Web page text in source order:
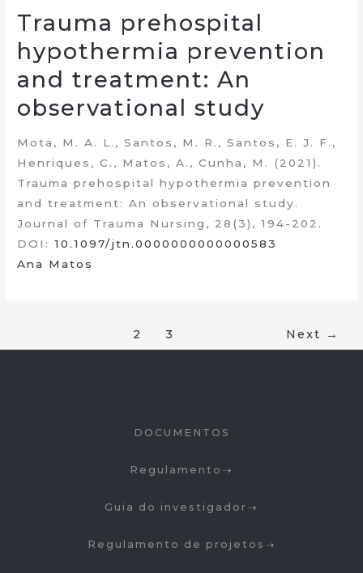
Trauma prehospital
hypothermia prevention
and treatment: An
observational study
Mota, M. A. L., Santos, M. R., Santos, E. J. F.,
Henriques, C., Matos, A., Cunha, M. (2021).
Trauma prehospital hypothermia prevention
and treatment: An observational study.
Journal of Trauma Nursing, 28(3), 194-202.
DOI:10.1097/jtn.0000000000000583
Ana Matos
2 3 Next →
DOCUMENTOS
Regulamento
Guia do investigador
Regulamento de projetos